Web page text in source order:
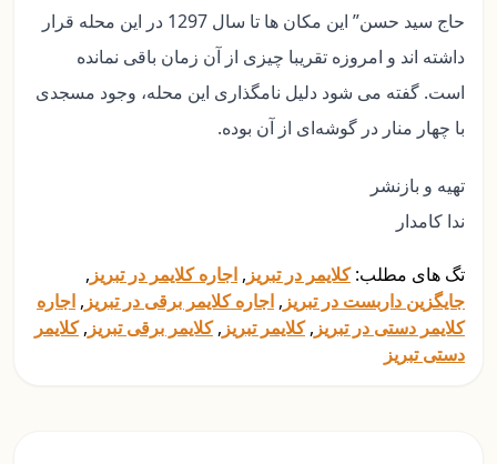
حاج سید حسن” این مکان ها تا سال 1297 در این محله قرار
داشته اند و امروزه تقریبا چیزی از آن زمان باقی نمانده
است. گفته می شود دلیل نامگذاری این محله، وجود مسجدی
با چهار منار در گوشه‌ای از آن بوده.
تهیه و بازنشر
ندا کامدار
تگ های مطلب:کلایمر در تبریز , اجاره کلایمر در تبریز ,
جایگزین داربست در تبریز , اجاره کلایمر برقی در تبریز , اجاره
کلایمر دستی در تبریز ,کلایمر تبریز ,کلایمر برقی تبریز ,کلایمر
دستی تبریز